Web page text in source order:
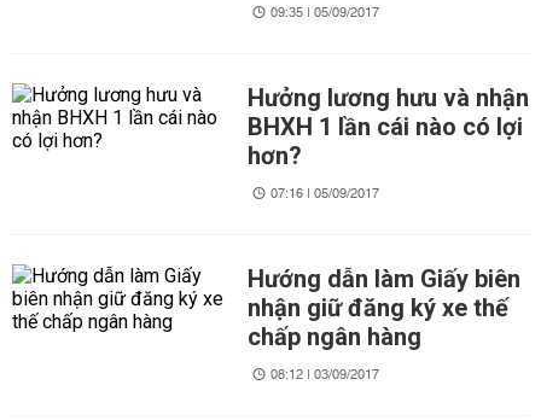
09:35 | 05/09/2017
Hưởng lương hưu và nhận
BHXH 1 lần cái nào có lợi
hơn?
07:16 | 05/09/2017
Hướng dẫn làm Giấy biên
nhận giữ đăng ký xe thế
chấp ngân hàng
08:12 | 03/09/2017